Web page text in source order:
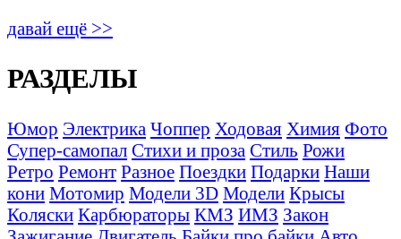
давай ещё >>
РАЗДЕЛЫ
Юмор Электрика Чоппер Ходовая Химия Фото
Супер-самопал Стихи и проза Стиль Рожи
Ретро Ремонт Разное Поездки Подарки Наши
кони Мотомир Модели 3D Модели Крысы
Коляски Карбюраторы КМЗ ИМЗ Закон